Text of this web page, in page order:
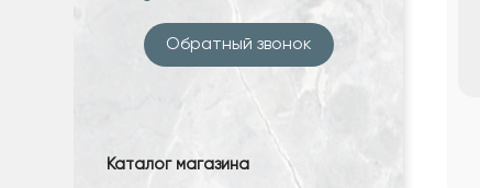
Обратный звонок
Каталог магазина